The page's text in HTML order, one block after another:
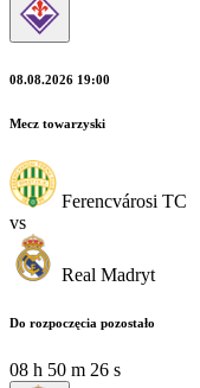
08.08.2026 19:00
Mecz towarzyski
Ferencvárosi TC
vs
Real Madryt
Do rozpoczęcia pozostało
08 h 50 m 24 s